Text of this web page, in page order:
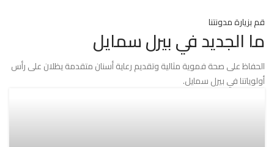
قم بزيارة مدونتنا
ما الجديد في بيرل سمايل
الحفاظ على صحة فموية مثالية وتقديم رعاية أسنان متقدمة يظلان على رأس
أولوياتنا في بيرل سمايل.